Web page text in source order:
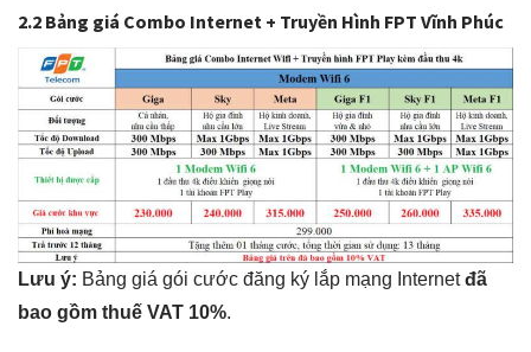
2.2 Bảng giá Combo Internet + Truyền Hình FPT Vĩnh Phúc
Lưu ý: Bảng giá gói cước đăng ký lắp mạng Internetđã
bao gồm thuế VAT 10%.